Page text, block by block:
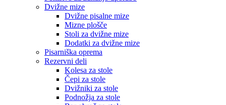
Dvižne mize
Dvižne pisalne mize
Mizne plošče
Stoli za dvižne mize
Dodatki za dvižne mize
Pisarniška oprema
Rezervni deli
Kolesa za stole
Čepi za stole
Dvižniki za stole
Podnožja za stole